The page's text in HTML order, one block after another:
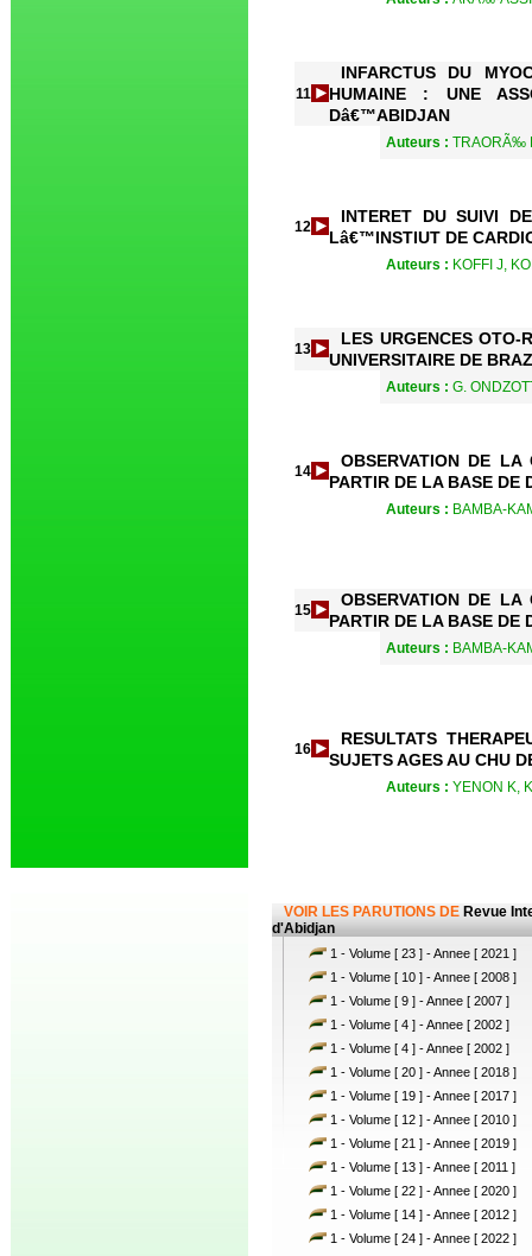
11
INFARCTUS DU
HUMAINE : UNE
Dâ€™ABIDJAN
Auteurs : TRAORÃ‰
12
INTERET DU SUIVI
Lâ€™INSTIUT DE
Auteurs : KOFFI J,
13
LES URGENCES OTO-
UNIVERSITAIRE DE
Auteurs : G.
14
OBSERVATION DE LA
PARTIR DE LA BASE DE
Auteurs : BAMBA-
15
OBSERVATION DE LA
PARTIR DE LA BASE DE
Auteurs : BAMBA-
16
RESULTATS
SUJETS AGES AU CHU
Auteurs : YENON K,
VOIR LES PARUTIONS DE Revue
d'Abidjan
1 - Volume [ 23 ] - Annee [ 2021 ]
1 - Volume [ 10 ] - Annee [ 2008 ]
1 - Volume [ 9 ] - Annee [ 2007 ]
1 - Volume [ 4 ] - Annee [ 2002 ]
1 - Volume [ 4 ] - Annee [ 2002 ]
1 - Volume [ 20 ] - Annee [ 2018 ]
1 - Volume [ 19 ] - Annee [ 2017 ]
1 - Volume [ 12 ] - Annee [ 2010 ]
1 - Volume [ 21 ] - Annee [ 2019 ]
1 - Volume [ 13 ] - Annee [ 2011 ]
1 - Volume [ 22 ] - Annee [ 2020 ]
1 - Volume [ 14 ] - Annee [ 2012 ]
1 - Volume [ 24 ] - Annee [ 2022 ]